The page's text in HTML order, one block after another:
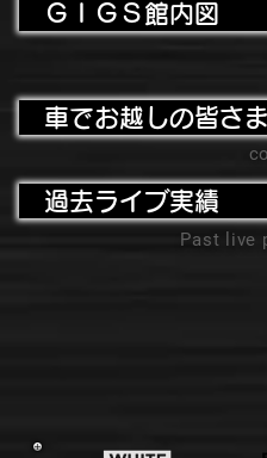
ＧＩＧＳ館内図
車でお越しの皆さ
過去ライブ実績
Past live